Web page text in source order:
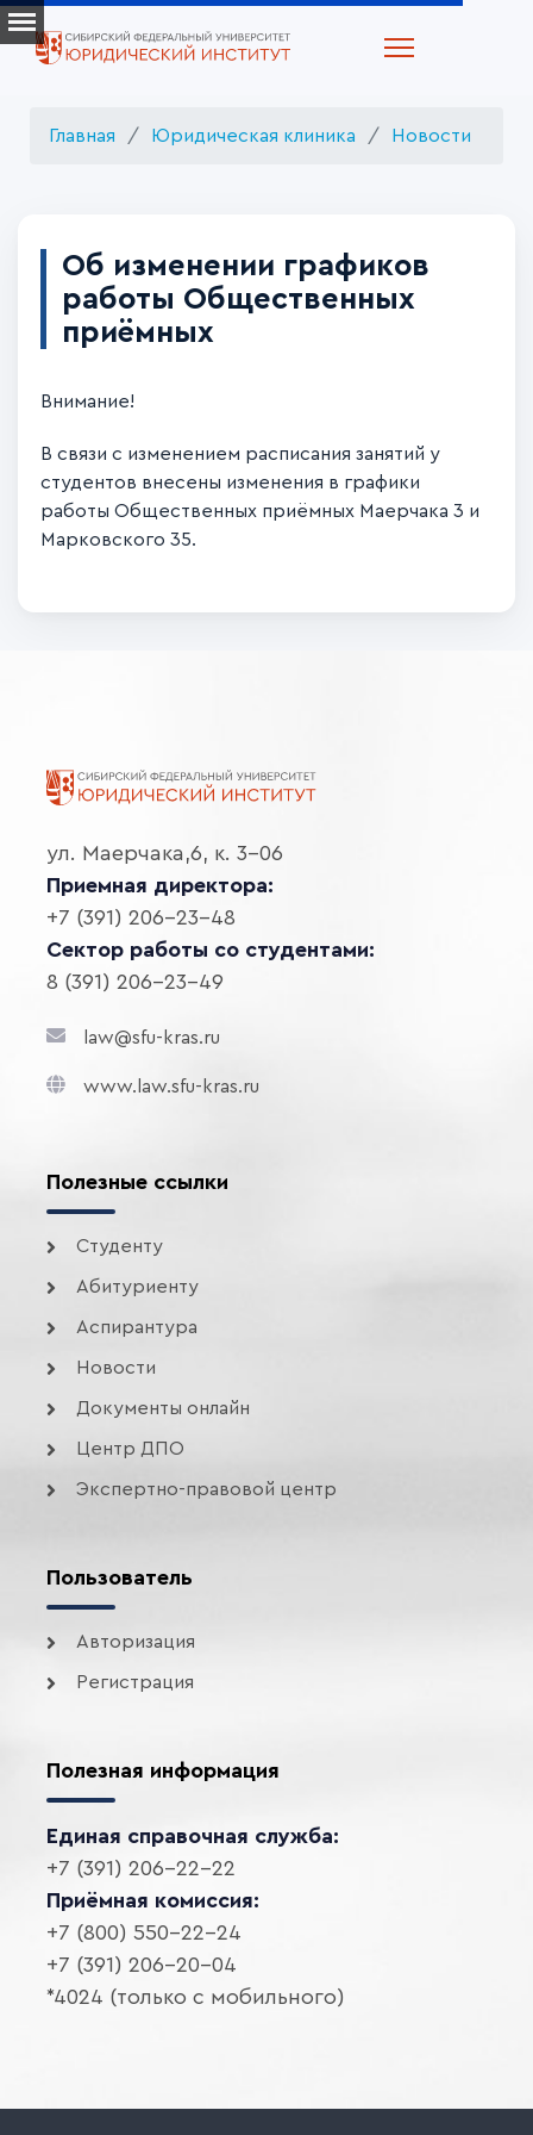
Главная Юридическая клиника Новости
Об изменении графиков
работы Общественных
приёмных
Внимание!
В связи с изменением расписания занятий у
студентов внесены изменения в графики
работы Общественных приёмных Маерчака 3 и
Марковского 35.
ул. Маерчака,6, к. 3-06
Приемная директора:
+7 (391) 206-23-48
Сектор работы со студентами:
8 (391) 206-23-49
law@sfu-kras.ru
www.law.sfu-kras.ru
Полезные ссылки
Студенту
Абитуриенту
Аспирантура
Новости
Документы онлайн
Центр ДПО
Экспертно-правовой центр
Пользователь
Авторизация
Регистрация
Полезная информация
Единая справочная служба:
+7 (391) 206-22-22
Приёмная комиссия:
+7 (800) 550-22-24
+7 (391) 206-20-04
*4024 (только с мобильного)